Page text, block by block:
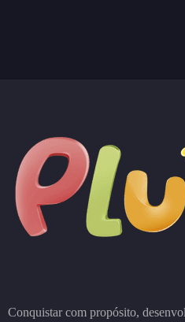
Conquistar com propósito,